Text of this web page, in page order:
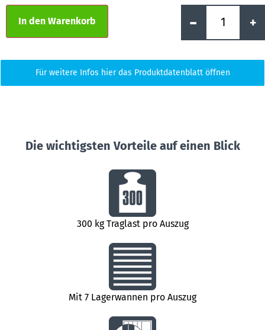
- +
In den Warenkorb
Für weitere Infos hier das Produktdatenblatt öffnen
Die wichtigsten Vorteile auf einen Blick
300 kg Traglast pro Auszug
Mit 7 Lagerwannen pro Auszug